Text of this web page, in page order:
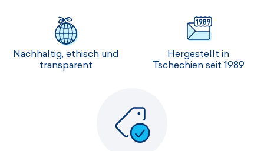
Nachhaltig, ethisch und
transparent
Hergestellt in
Tschechien seit 1989